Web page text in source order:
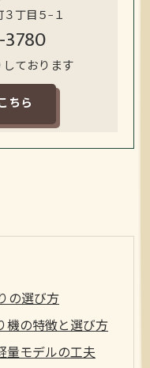
丁目５−１
ております
ちら
の選び方
機の特徴と選び方
量モデルの工夫